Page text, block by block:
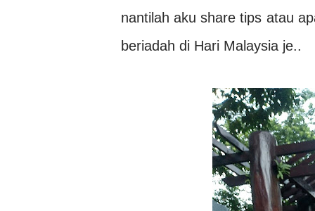
nantilah aku share tips atau
beriadah di Hari Malaysia je..